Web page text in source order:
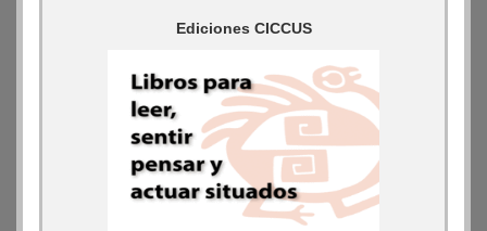
Ediciones CICCUS